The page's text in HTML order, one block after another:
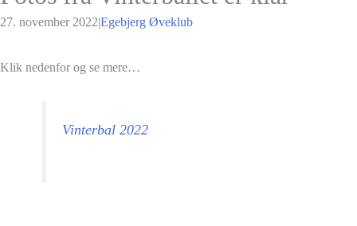
27. november 2022|Egebjerg Øveklub
Klik nedenfor og se mere…
Vinterbal 2022